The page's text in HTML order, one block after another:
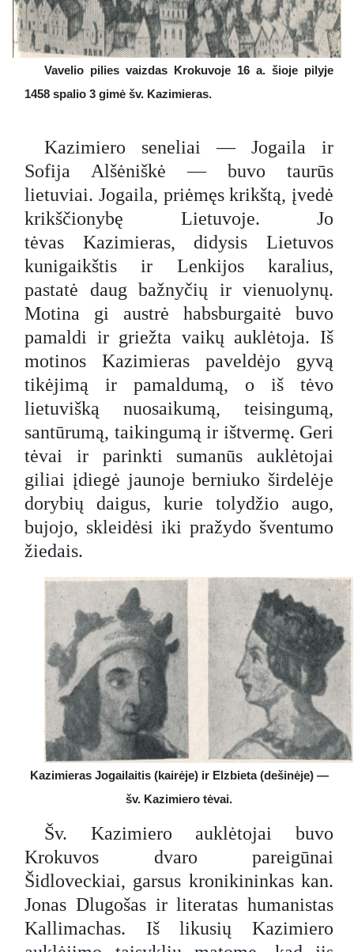
Vavelio pilies vaizdas Krokuvoje 16 a. šioje pilyje
1458 spalio 3 gimė šv. Kazimieras.
Kazimiero seneliai — Jogaila ir
Sofija Alšėniškė — buvo taurūs
lietuviai. Jogaila, priėmęs krikštą, įvedė
krikščionybę Lietuvoje. Jo
tėvas Kazimieras, didysis Lietuvos
kunigaikštis ir Lenkijos karalius,
pastatė daug bažnyčių ir vienuolynų.
Motina gi austrė habsburgaitė buvo
pamaldi ir griežta vaikų auklėtoja. Iš
motinos Kazimieras paveldėjo gyvą
tikėjimą ir pamaldumą, o iš tėvo
lietuvišką nuosaikumą, teisingumą,
santūrumą, taikingumą ir ištvermę. Geri
tėvai ir parinkti sumanūs auklėtojai
giliai įdiegė jaunoje berniuko širdelėje
dorybių daigus, kurie tolydžio augo,
bujojo, skleidėsi iki pražydo šventumo
žiedais.
Kazimieras Jogailaitis (kairėje) ir Elzbieta (dešinėje) —
šv. Kazimiero tėvai.
Šv. Kazimiero auklėtojai buvo
Krokuvos dvaro pareigūnai
Šidloveckiai, garsus kronikininkas kan.
Jonas Dlugošas ir literatas humanistas
Kallimachas. Iš likusių Kazimiero